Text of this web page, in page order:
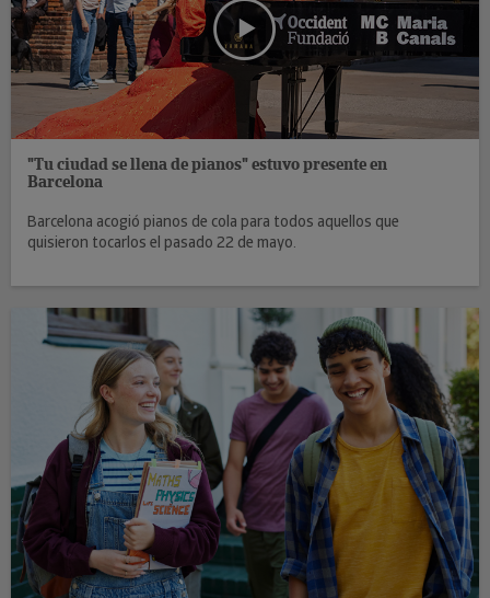
"Tu ciudad se llena de pianos" estuvo presente en
Barcelona
Barcelona acogió pianos de cola para todos aquellos que
quisieron tocarlos el pasado 22 de mayo.